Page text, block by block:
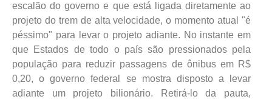
escalão do governo e que está ligada diretamente ao
projeto do trem de alta velocidade, o momento atual "é
péssimo" para levar o projeto adiante. No instante em
que Estados de todo o país são pressionados pela
população para reduzir passagens de ônibus em R$
0,20, o governo federal se mostra disposto a levar
adiante um projeto bilionário. Retirá-lo da pauta,